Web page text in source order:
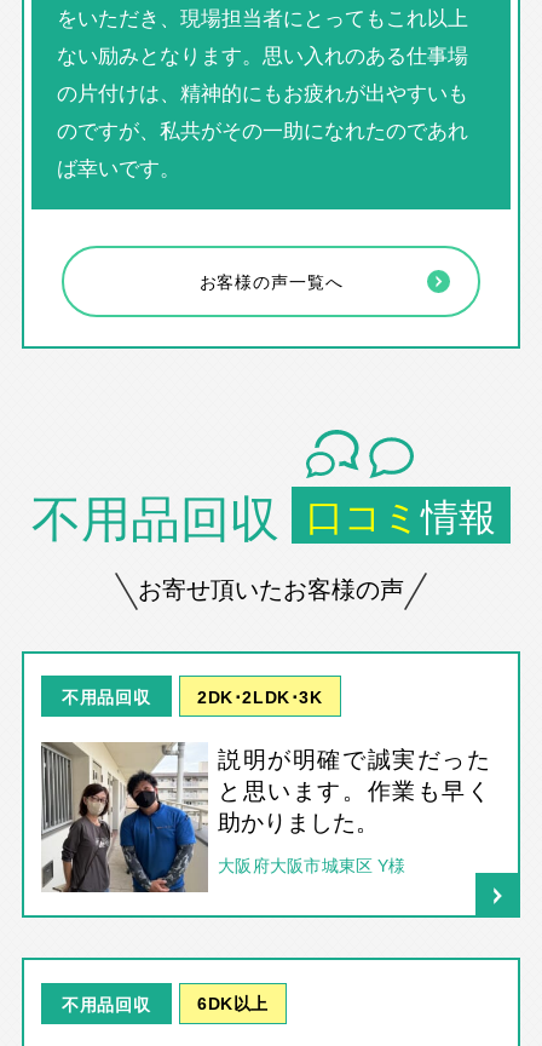
をいただき、現場担当者にとってもこれ以上
ない励みとなります。思い入れのある仕事場
の片付けは、精神的にもお疲れが出やすいも
のですが、私共がその一助になれたのであれ
ば幸いです。
お客様の声一覧へ
不用品回収 口コミ情報
お寄せ頂いたお客様の声
不用品回収 2DK･2LDK･3K
説明が明確で誠実だった
と思います。作業も早く
助かりました。
大阪府大阪市城東区 Y様
不用品回収 6DK以上